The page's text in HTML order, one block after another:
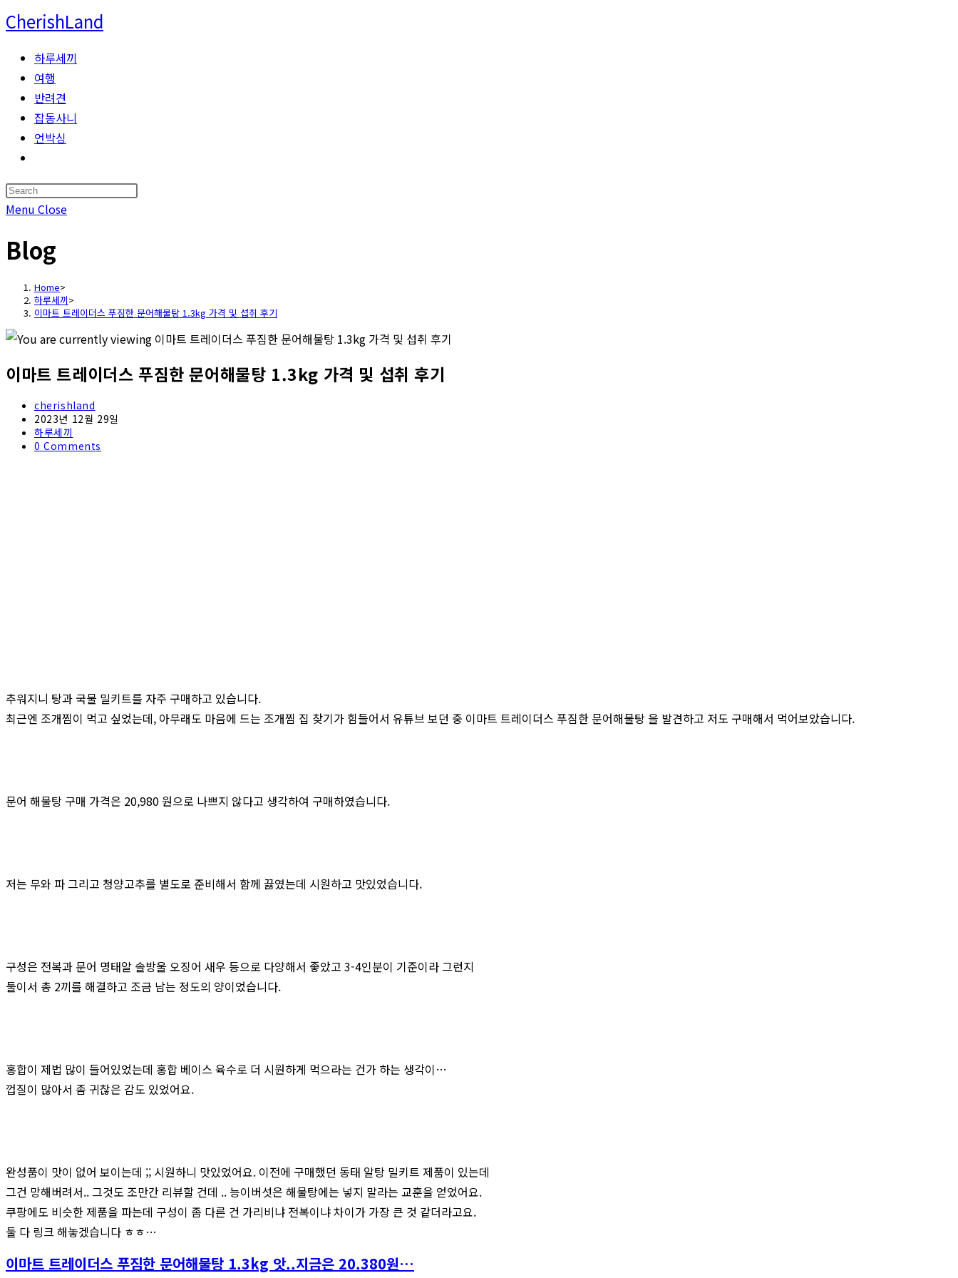
Skip
to
content
CherishLand
하루세끼
여행
반려견
잡동사니
언박싱
search
Press
panel.
Menu Close
Blog
Home>
하루세끼>
이마트 트레이더스 푸짐한 문어해물탕 1.3kg 가격 및 섭취 후기
이마트 트레이더스 푸짐한 문어해물탕 1.3kg 가격 및 섭취 후기
Post
author:
cherishland
Post
published:
2023년 12월 29일
Post
category:
하루세끼
Post
0 Comments
추워지니 탕과 국물 밀키트를 자주 구매하고 있습니다.
최근엔 조개찜이 먹고 싶었는데, 아무래도 마음에 드는 조개찜 집 찾기가 힘들어서 유튜브 보던 중 이마트 트레이더스 푸짐한 문어해물탕 을 발견하고 저도 구매해서 먹어보았습니다.
문어 해물탕 구매 가격은 20,980 원으로 나쁘지 않다고 생각하여 구매하였습니다.
저는 무와 파 그리고 청양고추를 별도로 준비해서 함께 끓였는데 시원하고 맛있었습니다.
구성은 전복과 문어 명태알 솔방울 오징어 새우 등으로 다양해서 좋았고 3-4인분이 기준이라 그런지
둘이서 총 2끼를 해결하고 조금 남는 정도의 양이었습니다.
홍합이 제법 많이 들어있었는데 홍합 베이스 육수로 더 시원하게 먹으라는 건가 하는 생각이…
껍질이 많아서 좀 귀찮은 감도 있었어요.
완성품이 맛이 없어 보이는데 ;; 시원하니 맛있었어요. 이전에 구매했던 동태 알탕 밀키트 제품이 있는데
그건 망해버려서.. 그것도 조만간 리뷰할 건데 .. 능이버섯은 해물탕에는 넣지 말라는 교훈을 얻었어요.
쿠팡에도 비슷한 제품을 파는데 구성이 좀 다른 건 가리비냐 전복이냐 차이가 가장 큰 것 같더라고요.
둘 다 링크 해놓겠습니다 ㅎㅎ…
이마트 트레이더스 푸짐한 문어해물탕 1.3kg 앗..지금은 20.380원…